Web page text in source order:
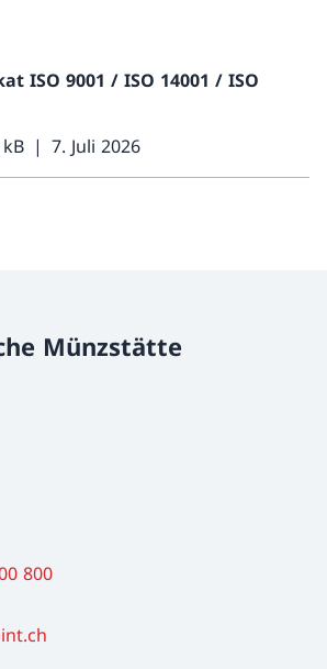
ISO 9001 / ISO 14001 / ISO
7. Juli 2026
Münzstätte
800